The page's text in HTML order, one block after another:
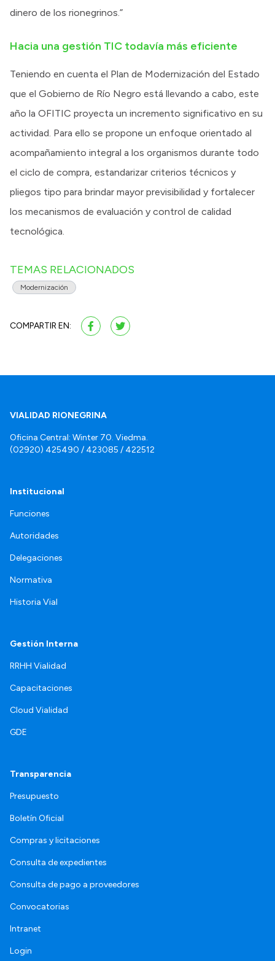
dinero de los rionegrinos.”
Hacia una gestión TIC todavía más eficiente
Teniendo en cuenta el Plan de Modernización del Estado
que el Gobierno de Río Negro está llevando a cabo, este
año la OFITIC proyecta un incremento significativo en su
actividad. Para ello se propone un enfoque orientado al
acompañamiento integral a los organismos durante todo
el ciclo de compra, estandarizar criterios técnicos y
pliegos tipo para brindar mayor previsibilidad y fortalecer
los mecanismos de evaluación y control de calidad
tecnológica.
TEMAS RELACIONADOS
Modernización
COMPARTIR EN:
VIALIDAD RIONEGRINA
Oficina Central: Winter 70. Viedma.
(02920) 425490 / 423085 / 422512
Institucional
Funciones
Autoridades
Delegaciones
Normativa
Historia Vial
Gestión Interna
RRHH Vialidad
Capacitaciones
Cloud Vialidad
GDE
Transparencia
Presupuesto
Boletín Oficial
Compras y licitaciones
Consulta de expedientes
Consulta de pago a proveedores
Convocatorias
Intranet
Login